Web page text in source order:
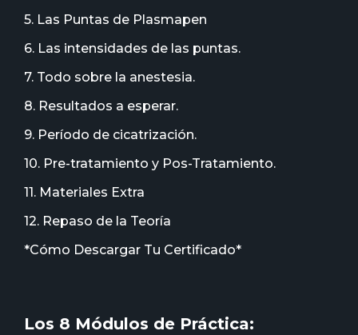
5. Las Puntas de Plasmapen
6. Las intensidades de las puntas.
7. Todo sobre la anestesia.
8. Resultados a esperar.
9. Período de cicatrización.
10. Pre-tratamiento y Pos-Tratamiento.
11. Materiales Extra
12. Repaso de la Teoría
*Cómo Descargar Tu Certificado*
Los 8 Módulos de Práctica: